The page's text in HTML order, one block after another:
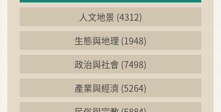
人文地景 (4312)
生態與地理 (1948)
政治與社會 (7498)
產業與經濟 (5264)